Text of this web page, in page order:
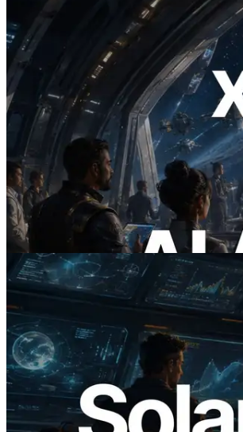
2026.07.04
ERPC lanza Solana RPC
x402 — La era en la que los
pagan bajo demanda por las
necesitan
Leer este artículo